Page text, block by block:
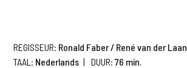
REGISSEUR: Ronald Faber / René van der Laan
TAAL: Nederlands | DUUR: 76 min.